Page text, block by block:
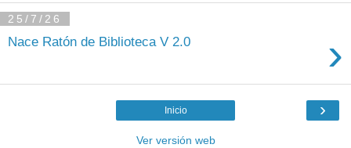
25/7/26
Nace Ratón de Biblioteca V 2.0 ›
›
Inicio
Ver versión web